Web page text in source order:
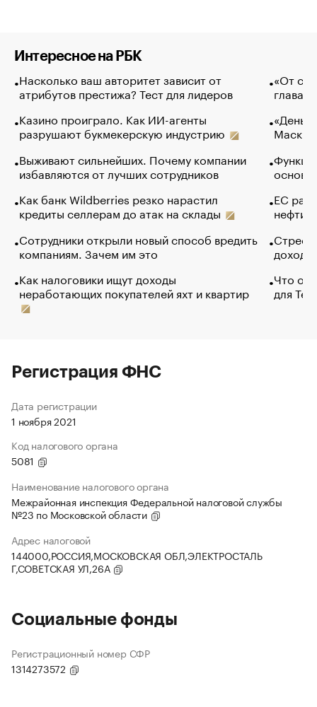
Интересное на РБК
Насколько ваш авторитет зависит от
атрибутов престижа? Тест для лидеров
Казино проиграло. Как ИИ-агенты
разрушают букмекерскую индустрию
Выживают сильнейших. Почему компании
избавляются от лучших сотрудников
Как банк Wildberries резко нарастил
кредиты селлерам до атак на склады
Сотрудники открыли новый способ вредить
компаниям. Зачем им это
Как налоговики ищут доходы
неработающих покупателей яхт и квартир
«От
глава
Маск в
основ
ЕС
нефти
Что
для
Регистрация ФНС
Дата регистрации
1 ноября 2021
Код налогового органа
5081
Наименование налогового органа
Межрайонная инспекция Федеральной налоговой службы
№23 по Московской области
Адрес налоговой
144000,РОССИЯ,МОСКОВСКАЯ ОБЛ,ЭЛЕКТРОСТАЛЬ
Г,СОВЕТСКАЯ УЛ,26А
Социальные фонды
Регистрационный номер СФР
1314273572